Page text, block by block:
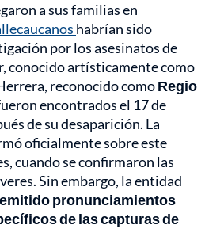
a sus familias en
habrían sido
por los asesinatos de
conocido artísticamente como
reconocido comoRegio
encontrados el 17 de
de su desaparición. La
oficialmente sobre este
cuando se confirmaron las
Sin embargo, la entidad
pronunciamientos
de las capturas de